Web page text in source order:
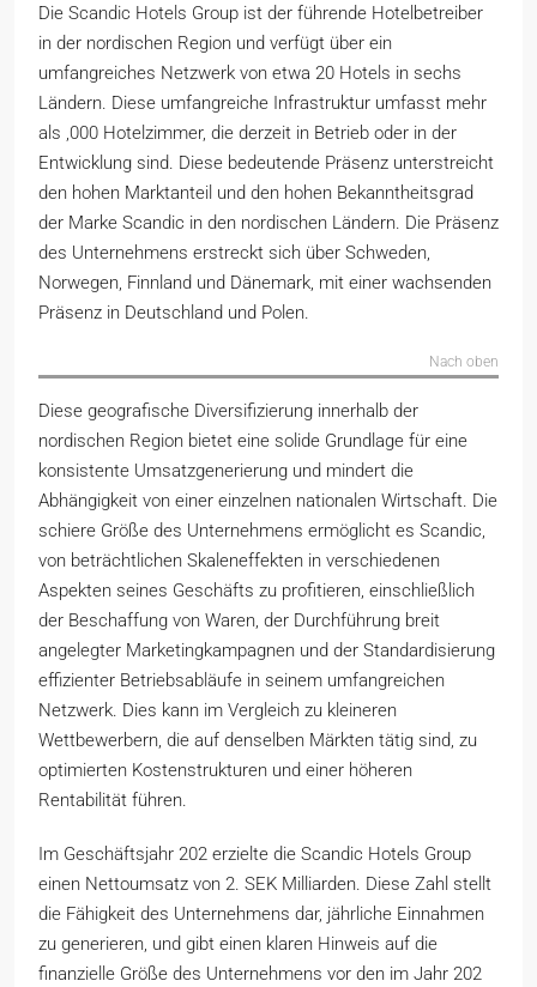
Die Scandic Hotels Group ist der führende Hotelbetreiber
in der nordischen Region und verfügt über ein
umfangreiches Netzwerk von etwa 20 Hotels in sechs
Ländern. Diese umfangreiche Infrastruktur umfasst mehr
als ,000 Hotelzimmer, die derzeit in Betrieb oder in der
Entwicklung sind. Diese bedeutende Präsenz unterstreicht
den hohen Marktanteil und den hohen Bekanntheitsgrad
der Marke Scandic in den nordischen Ländern. Die Präsenz
des Unternehmens erstreckt sich über Schweden,
Norwegen, Finnland und Dänemark, mit einer wachsenden
Präsenz in Deutschland und Polen.
Nach oben
Diese geografische Diversifizierung innerhalb der
nordischen Region bietet eine solide Grundlage für eine
konsistente Umsatzgenerierung und mindert die
Abhängigkeit von einer einzelnen nationalen Wirtschaft. Die
schiere Größe des Unternehmens ermöglicht es Scandic,
von beträchtlichen Skaleneffekten in verschiedenen
Aspekten seines Geschäfts zu profitieren, einschließlich
der Beschaffung von Waren, der Durchführung breit
angelegter Marketingkampagnen und der Standardisierung
effizienter Betriebsabläufe in seinem umfangreichen
Netzwerk. Dies kann im Vergleich zu kleineren
Wettbewerbern, die auf denselben Märkten tätig sind, zu
optimierten Kostenstrukturen und einer höheren
Rentabilität führen.
Im Geschäftsjahr 202 erzielte die Scandic Hotels Group
einen Nettoumsatz von 2. SEK Milliarden. Diese Zahl stellt
die Fähigkeit des Unternehmens dar, jährliche Einnahmen
zu generieren, und gibt einen klaren Hinweis auf die
finanzielle Größe des Unternehmens vor den im Jahr 202